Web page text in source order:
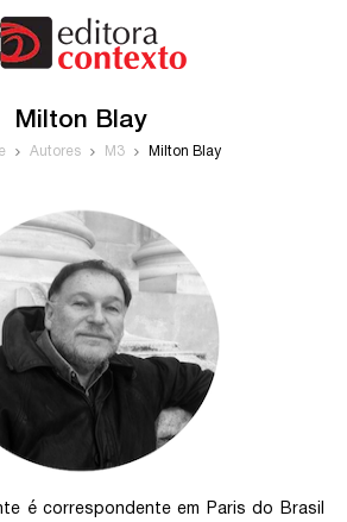
Milton Blay
Autores M3 Milton Blay
é correspondente em Paris do Brasil